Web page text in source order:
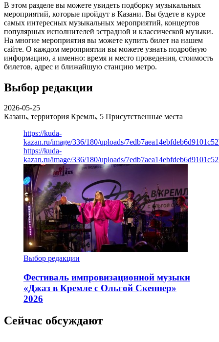
В этом разделе вы можете увидеть подборку музыкальных
мероприятий, которые пройдут в Казани. Вы будете в курсе
самых интересных музыкальных мероприятий, концертов
популярных исполнителей эстрадной и классической музыки.
На многие мероприятия вы можете купить билет на нашем
сайте. О каждом мероприятии вы можете узнать подробную
информацию, а именно: время и место проведения, стоимость
билетов, адрес и ближайшую станцию метро.
Выбор редакции
2026-05-25
Казань, территория Кремль, 5 Присутственные места
https://kuda-
kazan.ru/image/336/180/uploads/
https://kuda-
kazan.ru/image/336/180/uploads/
Выбор редакции
Фестиваль импровизационной музыки
«Джаз в Кремле с Ольгой Скепнер»
2026
Сейчас обсуждают